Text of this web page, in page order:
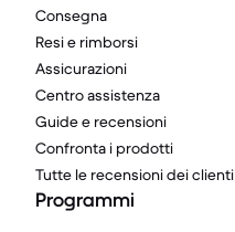
Consegna
Resi e rimborsi
Assicurazioni
Centro assistenza
Guide e recensioni
Confronta i prodotti
Tutte le recensioni dei clienti
Programmi